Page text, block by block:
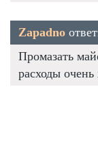
Zapadno
Промазать
расходы